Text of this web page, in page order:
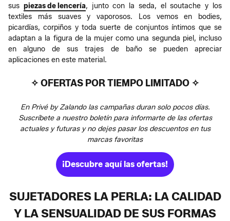
sus piezas de lencería, junto con la seda, el soutache y los
textiles más suaves y vaporosos. Los vemos en bodies,
picardías, corpiños y toda suerte de conjuntos íntimos que se
adaptan a la figura de la mujer como una segunda piel, incluso
en alguno de sus trajes de baño se pueden apreciar
aplicaciones en este material.
✧ OFERTAS POR TIEMPO LIMITADO ✧
En Privé by Zalando las campañas duran solo pocos días.
Suscríbete a nuestro boletín para informarte de las ofertas
actuales y futuras y no dejes pasar los descuentos en tus
marcas favoritas
¡Descubre aquí las ofertas!
SUJETADORES LA PERLA: LA CALIDAD
Y LA SENSUALIDAD DE SUS FORMAS